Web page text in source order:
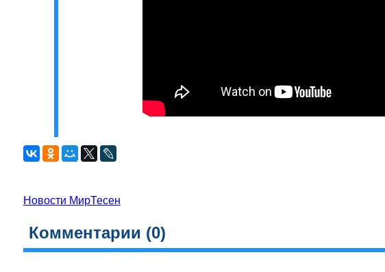
Новости МирТесен
Комментарии (0)